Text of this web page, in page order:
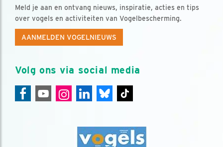
Meld je aan en ontvang nieuws, inspiratie, acties en tips
over vogels en activiteiten van Vogelbescherming.
AANMELDEN VOGELNIEUWS
Volg ons via social media